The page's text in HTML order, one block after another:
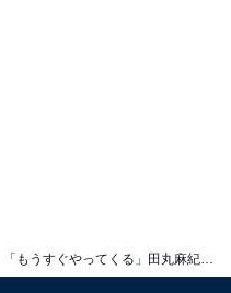
「もうすぐやってくる」田丸麻紀、クリスマス会ショットに「かわいいサンタクロースさん達」と反響